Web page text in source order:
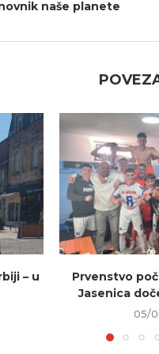
naše planete
– u
Prvenstvo
Jasenica
05/